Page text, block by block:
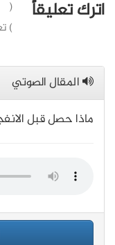
اترك تعليقاً
(
)
المقال الصوتي
ماذا حصل قبل